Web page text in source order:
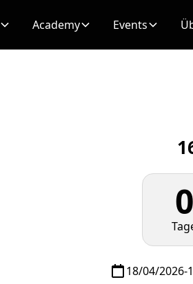
Academy Events
0
18/04/2026-